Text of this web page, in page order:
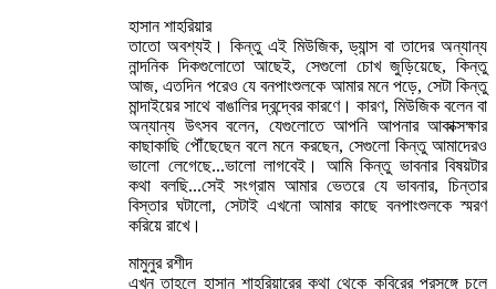
হাসান শাহরিয়ার
তাতো অবশ্যই। কিন্তু এই মিউজিক, ড্যান্স বা তাদের অন্যান্য
নান্দনিক দিকগুলোতো আছেই, সেগুলো চোখ জুড়িয়েছে, কিন্তু
আজ, এতদিন পরেও যে বনপাংশুলকে আমার মনে পড়ে, সেটা কিন্তু
মান্দাইয়ের সাথে বাঙালির দ্বন্দ্বের কারণে। কারণ, মিউজিক বলেন বা
অন্যান্য উৎসব বলেন, যেগুলোতে আপনি আপনার আকাক্সক্ষার
কাছাকাছি পৌঁছেছেন বলে মনে করছেন, সেগুলো কিন্তু আমাদেরও
ভালো লেগেছে...ভালো লাগবেই। আমি কিন্তু ভাবনার বিষয়টার
কথা বলছি...সেই সংগ্রাম আমার ভেতরে যে ভাবনার, চিন্তার
বিস্তার ঘটালো, সেটাই এখনো আমার কাছে বনপাংশুলকে স্মরণ
করিয়ে রাখে।
মামুনুর রশীদ
এখন তাহলে হাসান শাহরিয়ারের কথা থেকে কবিরের প্রসঙ্গে চলে